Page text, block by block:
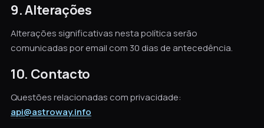
9. Alterações
Alterações significativas nesta política serão
comunicadas por email com 30 dias de antecedência.
10. Contacto
Questões relacionadas com privacidade:
api@astroway.info